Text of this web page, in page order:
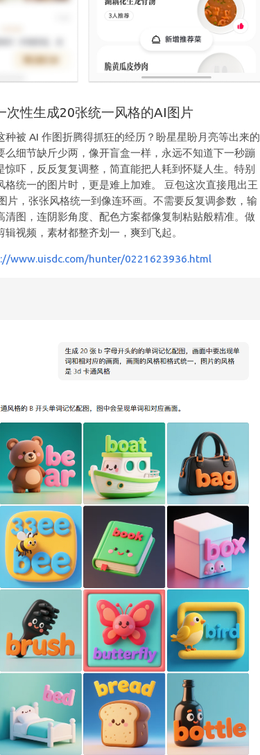
次性生成20张统一风格的AI图片
种被 AI 作图折腾得抓狂的经历？盼星星盼月亮等出来的
么细节缺斤少两，像开盲盒一样，永远不知道下一秒蹦
惊吓，反反复复调整，简直能把人耗到怀疑人生。特别
格统一的图片时，更是难上加难。 豆包这次直接甩出王
片，张张风格统一到像连环画。不需要反复调参数，输
清图，连阴影角度、配色方案都像复制粘贴般精准。做
视频，素材都整齐划一，爽到飞起。
www.uisdc.com/hunter/0221623936.html